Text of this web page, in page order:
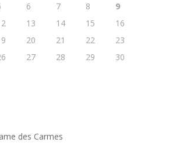
6 7 8
9
13 14 15
16
20 21 22
23
27 28 29
30
des Carmes